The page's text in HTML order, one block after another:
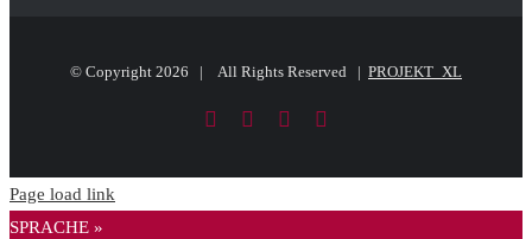
© Copyright 2026 | All Rights Reserved | PROJEKT_XL
FacebookLinkedIn
PayPal
Page load link
SPRACHE »